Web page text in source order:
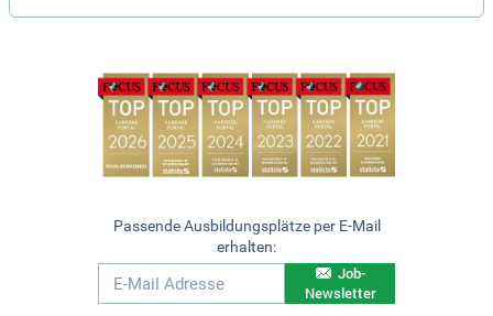
Passende Ausbildungsplätze per E-Mail
erhalten:
Job-
Newsletter